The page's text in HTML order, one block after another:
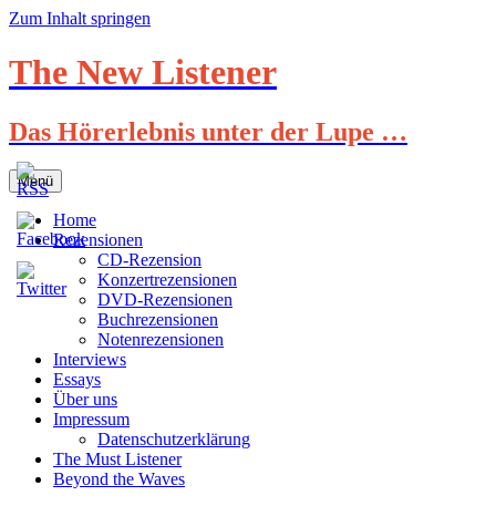
Zum Inhalt springen
The New Listener
Das Hörerlebnis unter der Lupe …
Menü
Home
Rezensionen
CD-Rezension
Konzertrezensionen
DVD-Rezensionen
Buchrezensionen
Notenrezensionen
Interviews
Essays
Über uns
Impressum
Datenschutzerklärung
The Must Listener
Beyond the Waves